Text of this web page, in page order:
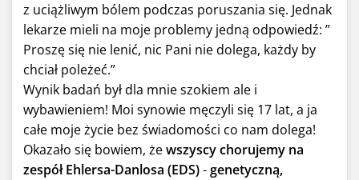
z uciążliwym bólem podczas poruszania się. Jednak
lekarze mieli na moje problemy jedną odpowiedź: ”
Proszę się nie lenić, nic Pani nie dolega, każdy by
chciał poleżeć.”
Wynik badań był dla mnie szokiem ale i
wybawieniem! Moi synowie męczyli się 17 lat, a ja
całe moje życie bez świadomości co nam dolega!
Okazało się bowiem, żewszyscy chorujemy na
zespół Ehlersa-Danlosa (EDS)-genetyczną,